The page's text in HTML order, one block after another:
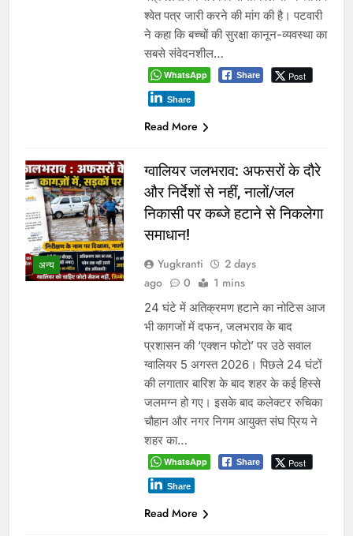
श्वेत पत्र जारी करने की मांग की है। पटवारी
ने कहा कि बच्चों की सुरक्षा कानून-व्यवस्था का
सबसे संवेदनशील…
WhatsApp Share Post
Share
Read More
अन्य
ग्वालियर जलभराव: अफसरों के दौरे
और निर्देशों से नहीं, नालों/जल
निकासी पर कब्जे हटाने से निकलेगा
समाधान!
Yugkranti
2 days
ago
0 1 mins
24 घंटे में अतिक्रमण हटाने का नोटिस आज
भी कागजों में दफन, जलभराव के बाद
प्रशासन की ‘एक्शन फोटो’ पर उठे सवाल
ग्वालियर 5 अगस्त 2026। पिछले 24 घंटों
की लगातार बारिश के बाद शहर के कई हिस्से
जलमग्न हो गए। इसके बाद कलेक्टर रुचिका
चौहान और नगर निगम आयुक्त संघ प्रिय ने
शहर का…
WhatsApp Share Post
Share
Read More